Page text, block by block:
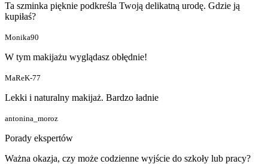
Ta szminka pięknie podkreśla Twoją delikatną urodę. Gdzie ją
kupiłaś?
Monika90
W tym makijażu wyglądasz obłędnie!
MaReK-77
Lekki i naturalny makijaż. Bardzo ładnie
antonina_moroz
Porady ekspertów
Ważna okazja, czy może codzienne wyjście do szkoły lub pracy?